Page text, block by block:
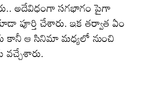
అదేవిధంగా సగభాగం పైగా
పూర్తి చేశారు. ఇక తర్వాత ఏం
కానీ ఆ సినిమా మధ్యలో నుంచి